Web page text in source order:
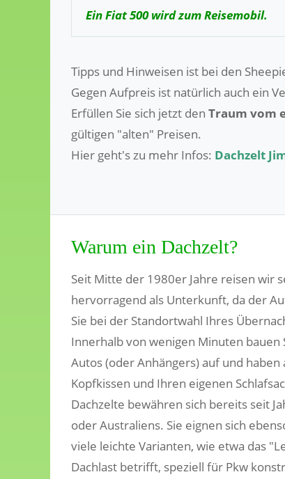
Ein Fiat 500 wird zum Reisemobil.
Tipps und Hinweisen ist bei den
Gegen Aufpreis ist natürlich auch ein
Erfüllen Sie sich jetzt den Traum vom
gültigen "alten" Preisen.
Hier geht's zu mehr Infos: Dachzelt
Warum ein Dachzelt?
Seit Mitte der 1980er Jahre reisen wir
hervorragend als Unterkunft, da der
Sie bei der Standortwahl Ihres
Innerhalb von wenigen Minuten
Autos (oder Anhängers) auf und
Kopfkissen und Ihren eigenen
Dachzelte bewähren sich bereits seit
oder Australiens. Sie eignen sich
viele leichte Varianten, wie etwa das
Dachlast betrifft, speziell für Pkw